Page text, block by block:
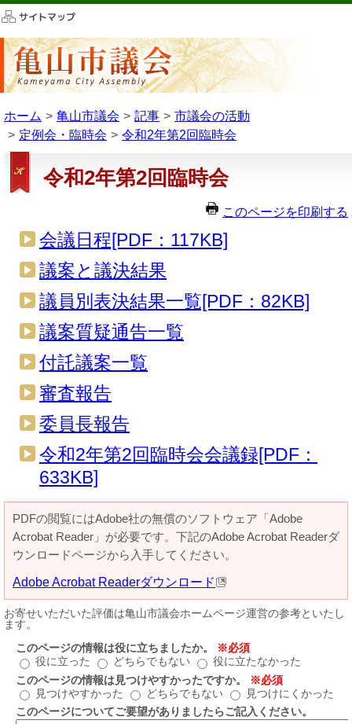
ホーム 亀山市議会 記事
市議会の活動
定例会・臨時会
令和2年第2回臨時会
令和2年第2回臨時会
このページを印刷する
会議日程[PDF：117KB]
議案と議決結果
議員別表決結果一覧[PDF：82KB]
議案質疑通告一覧
付託議案一覧
審査報告
委員長報告
令和2年第2回臨時会会議録[PDF：
633KB]
PDFの閲覧にはAdobe社の無償のソフトウェア「Adobe
Acrobat Reader」が必要です。下記のAdobe Acrobat Readerダ
ウンロードページから入手してください。
Adobe Acrobat Readerダウンロード